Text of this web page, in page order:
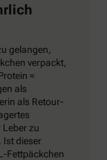
gelangen,
verpackt,
=
als
als Retour-
zu
Ist dieser
Fettpäckchen